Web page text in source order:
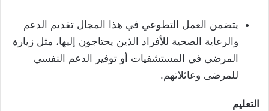
يتضمن العمل التطوعي في هذا المجال تقديم الدعم
والرعاية الصحية للأفراد الذين يحتاجون إليها، مثل زيارة
المرضى في المستشفيات أو توفير الدعم النفسي
للمرضى وعائلاتهم.
التعليم